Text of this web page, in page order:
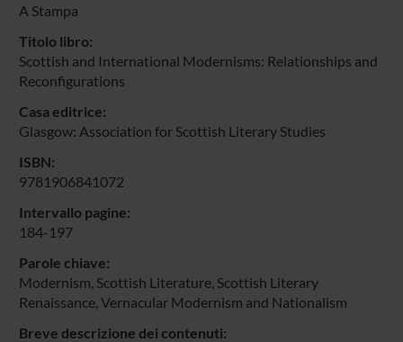
A Stampa
Titolo libro:
Scottish and International Modernisms: Relationships and
Reconfigurations
Casa editrice:
Glasgow: Association for Scottish Literary Studies
ISBN:
9781906841072
Intervallo pagine:
184-197
Parole chiave:
Modernism, Scottish Literature, Scottish Literary
Renaissance, Vernacular Modernism and Nationalism
Breve descrizione dei contenuti: